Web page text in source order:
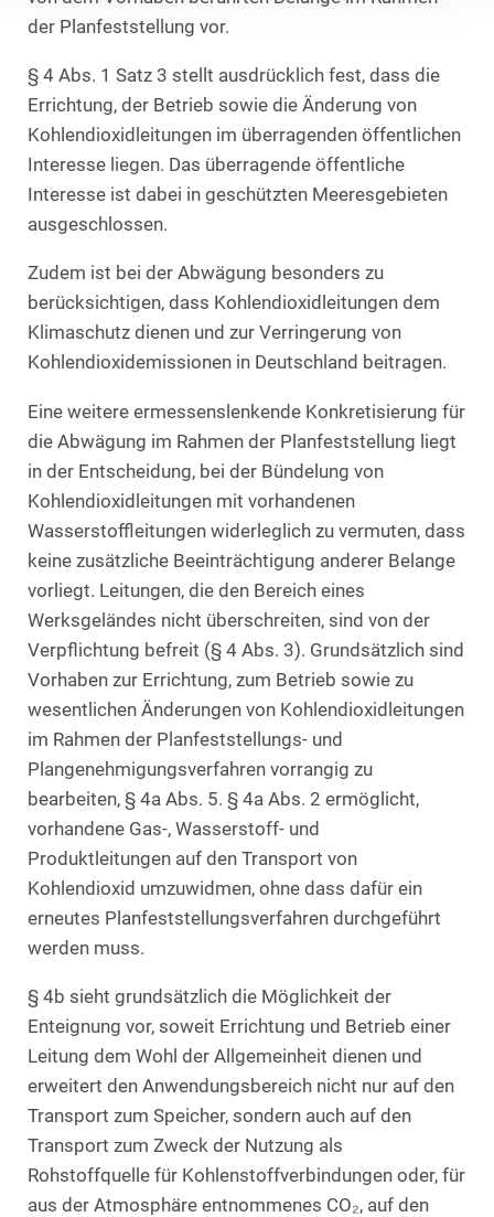
der Planfeststellung vor.
§ 4 Abs. 1 Satz 3 stellt ausdrücklich fest, dass die
Errichtung, der Betrieb sowie die Änderung von
Kohlendioxidleitungen im überragenden öffentlichen
Interesse liegen. Das überragende öffentliche
Interesse ist dabei in geschützten Meeresgebieten
ausgeschlossen.
Zudem ist bei der Abwägung besonders zu
berücksichtigen, dass Kohlendioxidleitungen dem
Klimaschutz dienen und zur Verringerung von
Kohlendioxidemissionen in Deutschland beitragen.
Eine weitere ermessenslenkende Konkretisierung für
die Abwägung im Rahmen der Planfeststellung liegt
in der Entscheidung, bei der Bündelung von
Kohlendioxidleitungen mit vorhandenen
Wasserstoffleitungen widerleglich zu vermuten, dass
keine zusätzliche Beeinträchtigung anderer Belange
vorliegt. Leitungen, die den Bereich eines
Werksgeländes nicht überschreiten, sind von der
Verpflichtung befreit (§ 4 Abs. 3). Grundsätzlich sind
Vorhaben zur Errichtung, zum Betrieb sowie zu
wesentlichen Änderungen von Kohlendioxidleitungen
im Rahmen der Planfeststellungs- und
Plangenehmigungsverfahren vorrangig zu
bearbeiten, § 4a Abs. 5. § 4a Abs. 2 ermöglicht,
vorhandene Gas-, Wasserstoff- und
Produktleitungen auf den Transport von
Kohlendioxid umzuwidmen, ohne dass dafür ein
erneutes Planfeststellungsverfahren durchgeführt
werden muss.
§ 4b sieht grundsätzlich die Möglichkeit der
Enteignung vor, soweit Errichtung und Betrieb einer
Leitung dem Wohl der Allgemeinheit dienen und
erweitert den Anwendungsbereich nicht nur auf den
Transport zum Speicher, sondern auch auf den
Transport zum Zweck der Nutzung als
Rohstoffquelle für Kohlenstoffverbindungen oder, für
aus der Atmosphäre entnommenes CO₂, auf den